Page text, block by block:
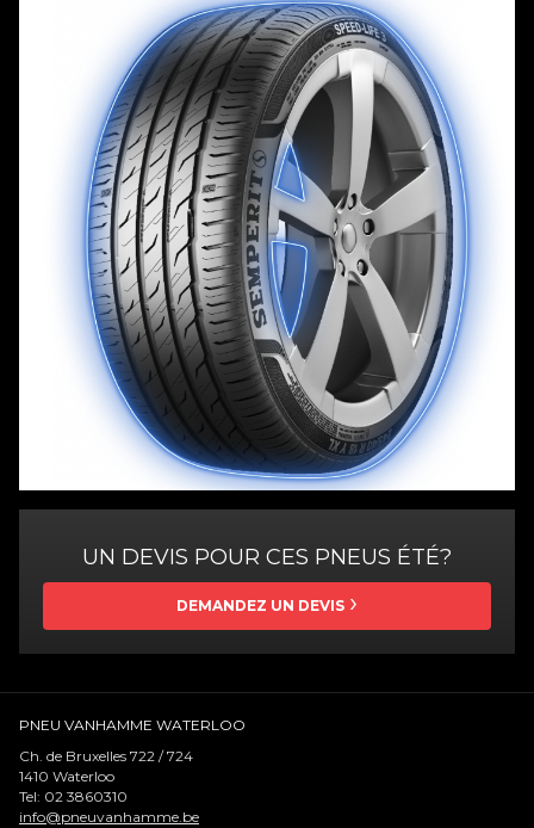
UN DEVIS POUR CES PNEUS ÉTÉ?
DEMANDEZ UN DEVIS
PNEU VANHAMME WATERLOO
Ch. de Bruxelles 722 / 724
1410 Waterloo
Tel: 02 3860310
info@pneuvanhamme.be